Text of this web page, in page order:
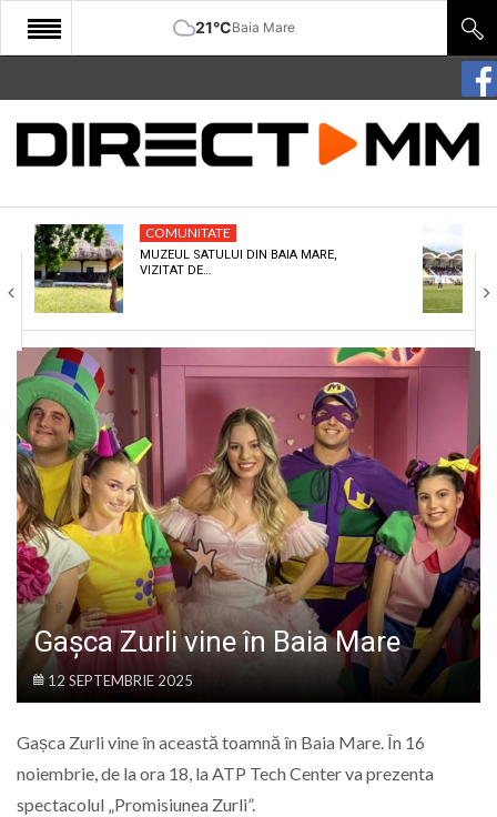
21°CBaia Mare
START
COMUNITATE
CULTURA
ECONOMIE
SANATATE
SPORT
SPECIAL
POLITIC
LIFE
COMUNITATE
MUZEUL SATULUI DIN BAIA MARE,
VIZITAT DE…
Gașca Zurli vine în Baia Mare
12 SEPTEMBRIE 2025
Gașca Zurli vine în această toamnă în Baia Mare. În 16
noiembrie, de la ora 18, la ATP Tech Center va prezenta
spectacolul „Promisiunea Zurli”.